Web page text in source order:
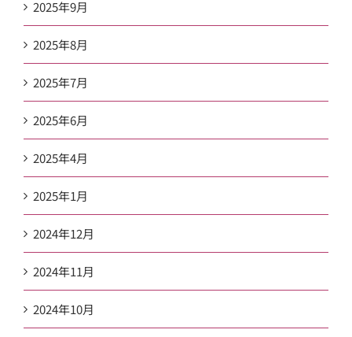
2025年9月
2025年8月
2025年7月
2025年6月
2025年4月
2025年1月
2024年12月
2024年11月
2024年10月